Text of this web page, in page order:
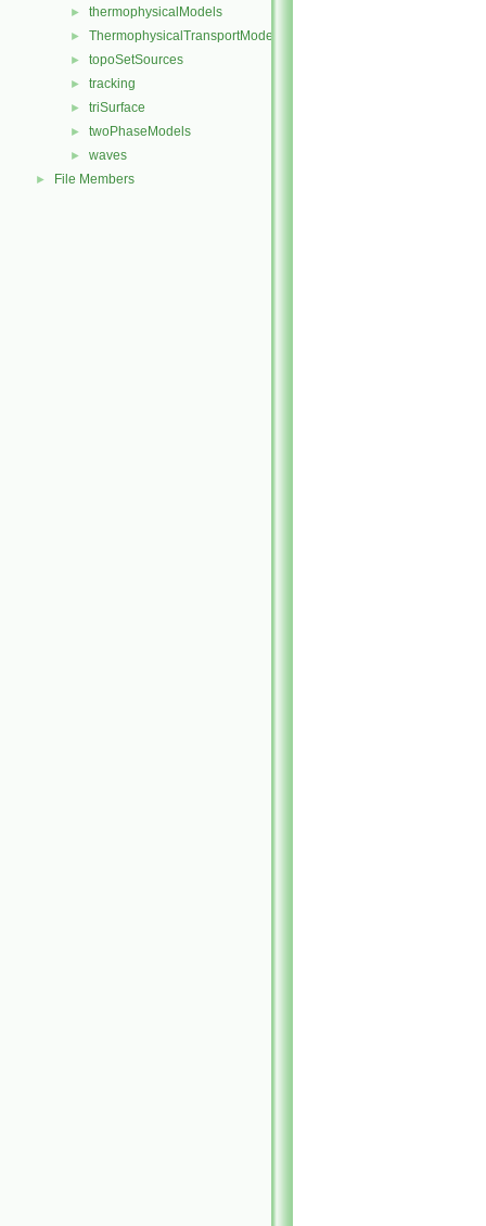
► thermophysicalModels
► ThermophysicalTransportModels
► topoSetSources
► tracking
► triSurface
► twoPhaseModels
► waves
► File Members